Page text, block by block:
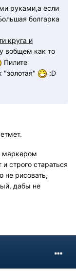
руками,а если
болгарка
круга и
вобщем как то
Пилите
"золотая" :D
маркером
строго стараться
не рисовать,
дабы не